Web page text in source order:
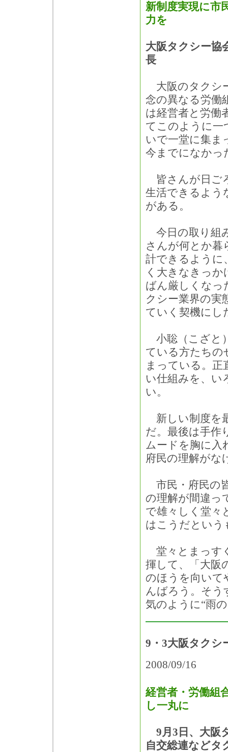
新制度実現に市
力を
大阪タクシー協
長
大阪のタクシ
念の異なる労働
は経営者と労働
てこのように一
いで一堂に集ま
今までになかっ
皆さんが日ご
生活できるよう
がある。
今日の取り組
さんが何とか暮
計できるように
く大きなきっ
ばん厳しくなっ
クシー業界の実
ていく契機にし
小聡（こざと
ている方たちの
まっている。
い仕組みを、い
い。
新しい制度を
だ。最後は手作
ムードを胸に入
府民の理解がな
市民・府民の
の理解が間違っ
で雄々しく堂々
はこうだという
堂々とまっす
揮して、「大阪
のほうを向いて
んばろう。そう
気のように“雨
9・3大阪タクシ
2008/09/16
経営者・労働組
し一丸に
9月3日、大阪
自交総連などタ